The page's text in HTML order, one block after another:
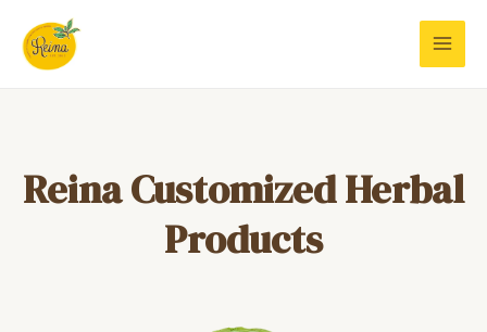
Reina Customized Herbal
Products